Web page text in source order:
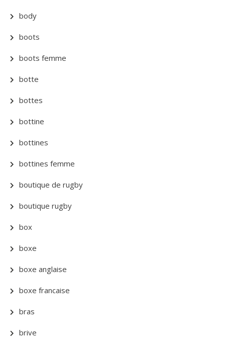
body
boots
boots femme
botte
bottes
bottine
bottines
bottines femme
boutique de rugby
boutique rugby
box
boxe
boxe anglaise
boxe francaise
bras
brive